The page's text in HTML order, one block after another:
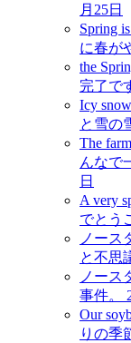
月25日
Spring
に春が
the
完了で
Icy
と雪の
The
んなで
日
A very
でとう
ノース
と不思
ノース
事件。
Our
りの季